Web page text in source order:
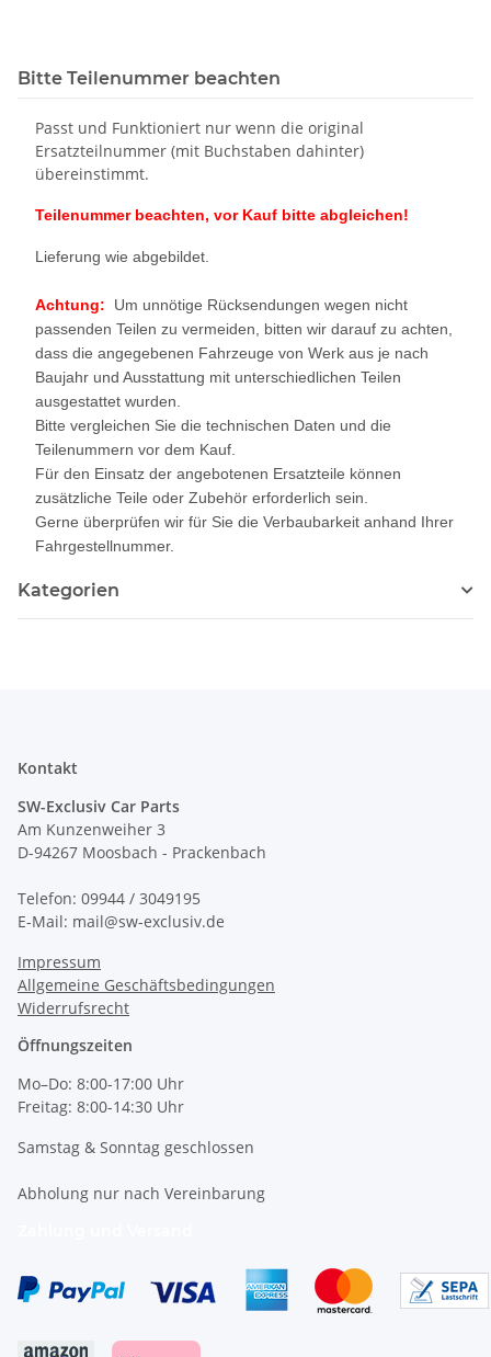
Bitte Teilenummer beachten
Passt und Funktioniert nur wenn die original
Ersatzteilnummer (mit Buchstaben dahinter)
übereinstimmt.
Teilenummer beachten, vor Kauf bitte abgleichen!
Lieferung wie abgebildet.
Achtung: Um unnötige Rücksendungen wegen nicht
passenden Teilen zu vermeiden, bitten wir darauf zu achten,
dass die angegebenen Fahrzeuge von Werk aus je nach
Baujahr und Ausstattung mit unterschiedlichen Teilen
ausgestattet wurden.
Bitte vergleichen Sie die technischen Daten und die
Teilenummern vor dem Kauf.
Für den Einsatz der angebotenen Ersatzteile können
zusätzliche Teile oder Zubehör erforderlich sein.
Gerne überprüfen wir für Sie die Verbaubarkeit anhand Ihrer
Fahrgestellnummer.
Kategorien
Kontakt
SW-Exclusiv Car Parts
Am Kunzenweiher 3
D-94267 Moosbach - Prackenbach
Telefon: 09944 / 3049195
E-Mail: mail@sw-exclusiv.de
Impressum
Allgemeine Geschäftsbedingungen
Widerrufsrecht
Öffnungszeiten
Mo–Do: 8:00-17:00 Uhr
Freitag: 8:00-14:30 Uhr
Samstag & Sonntag geschlossen
Abholung nur nach Vereinbarung